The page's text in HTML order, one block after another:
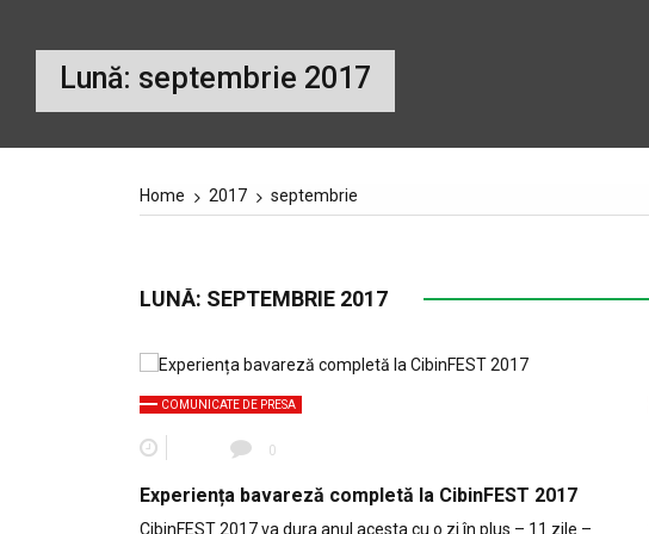
Lună: septembrie 2017
Home 2017 septembrie
LUNĂ: SEPTEMBRIE 2017
COMUNICATE DE PRESA
0
Experiența bavareză completă la CibinFEST 2017
CibinFEST 2017 va dura anul acesta cu o zi în plus – 11 zile –